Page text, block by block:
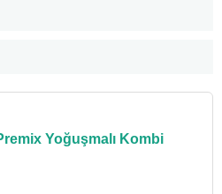
Yoğuşmalı Kombi